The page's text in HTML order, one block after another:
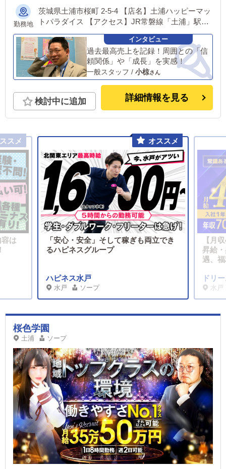
勤務地
茨城県土浦市桜町 2-5-4 【店名】土浦ハッピーマッ
トパラダイス 【アクセス】JR常磐線「土浦」駅西
口より徒歩5分 ▼恋愛グループでは面接時にご希望
の勤務地をお伺いし、配属店舗を決定いたします。
ご家庭のある方や、持ち家など事情のある方でも安
心してご応募ください。 ※入社後の転勤について
も希望を考慮いたします。 ■土浦エリア：茨城県土
浦市桜町 ・JR常磐線土浦駅 ■横浜エリア：神奈川
県横浜市中区 ・京急線黄金町駅 ・市営地下鉄阪東
橋駅 ・JR線関内駅 ■札幌エリア：北海道札幌市 地
下鉄南北線すすきの駅 ※日本全国店舗展開につき
ア、札幌エリア、福岡エリアほか
過去最高売上を記録！周囲との「信
頼関係」や「成長」を実感！
一般スタッフ / 小椋
検討中に追加 詳細情報を見る
は
「安心・安全」そして稼ぎも両立でき
るハピネスグループ
ハピネス水戸
水戸 ソープ
【月
昇給
遇、
ドリ
水戸
桜色学園
土浦 ソープ